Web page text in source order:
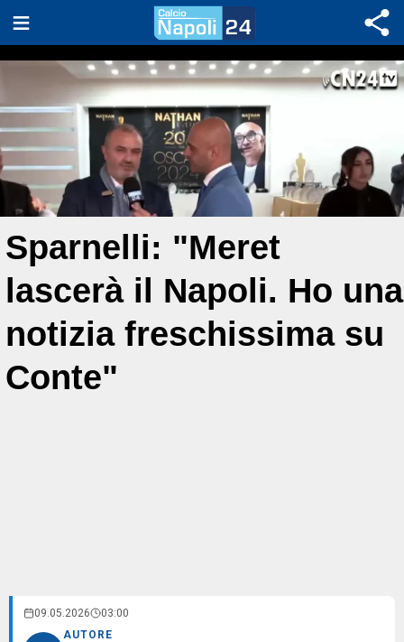
Sparnelli: "Meret
lascerà il Napoli. Ho una
notizia freschissima su
Conte"
09.05.2026 03:00
AUTORE